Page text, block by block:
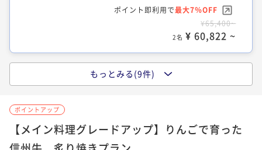
¥58,200~
¥ 54,126 ~
【和モダン風客室】和室10畳 源泉かけ流
し半露天風呂付
20平米 禁煙
ポイント即利用で
最大7％OFF
¥58,200~
¥45,400~
¥ 42,222 ~
【竹の間】和室7畳 源泉かけ流し半露天
16平米 禁煙
ポイント即利用で 最大7％OFF
ポイント即利用で最大7％OFF
¥65,400~
2名 ¥ 60,822 ~
30平米 禁煙 無料Wi-Fi
和室
ポイント即利用で
もっとみる(9件)
ポイントアップ
【メイン料理グレードアップ】りんごで育った